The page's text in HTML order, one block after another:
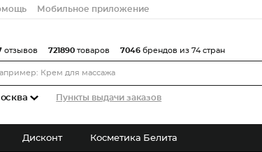
Мобильное приложение
Пункты выдачи заказов
отзывов 721890 товаров 7046 брендов из 74 стран
Дисконт Косметика Белита